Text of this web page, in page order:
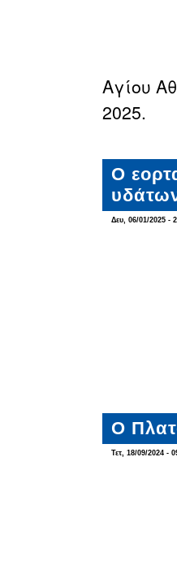
Αγίου
2025.
Ο
Δευ, 06/01/2025 -
Ο
Τετ, 18/09/2024 -